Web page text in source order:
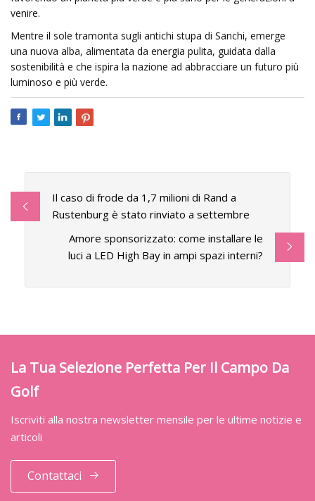
venire.
Mentre il sole tramonta sugli antichi stupa di Sanchi, emerge
una nuova alba, alimentata da energia pulita, guidata dalla
sostenibilità e che ispira la nazione ad abbracciare un futuro più
luminoso e più verde.
Il caso di frode da 1,7 milioni di Rand a
Rustenburg è stato rinviato a settembre
Amore sponsorizzato: come installare le
luci a LED High Bay in ampi spazi interni?
La Tua Selezione Perfetta Per Il Campo Da
Golf
Iscriviti alla nostra newsletter mensile per le ultime notizie e
articoli
Contattaci